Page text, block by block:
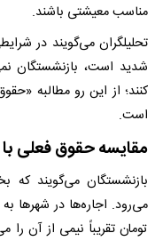
مناسب معیشتی باشند.
تحلیلگران می‌گویند در
شدید است، بازنشستگان
است.
مقایسه حقوق فعلی
بازنشستگان می‌گویند
تومان تقریباً نیمی از آن